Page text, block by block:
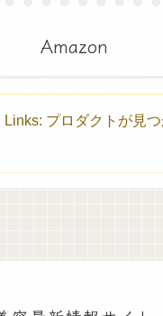
Amazon
Links: プロダクトが見